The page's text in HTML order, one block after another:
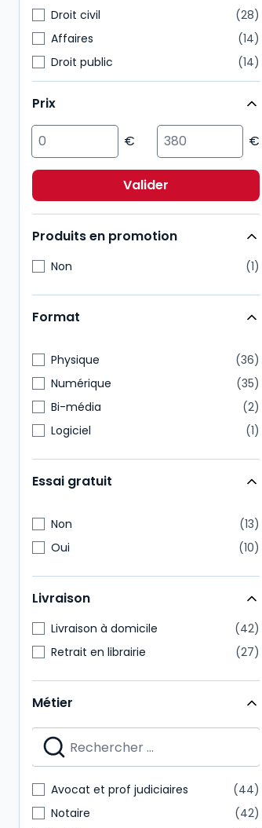
Droit civil
28
Affaires
14
Droit public
14
Fiscal
13
Environnement
12
12
Action sociale
Multimatières
Social
6
Prix
Valider
Produits en promotion
Non 1
Format
Physique
36
Numérique
35
Bi-média
2
Logiciel
1
Essai gratuit
Non
13
Oui
10
Livraison
Livraison à domicile
42
Retrait en librairie
27
Métier
Avocat et prof judiciaires
44
Notaire
42